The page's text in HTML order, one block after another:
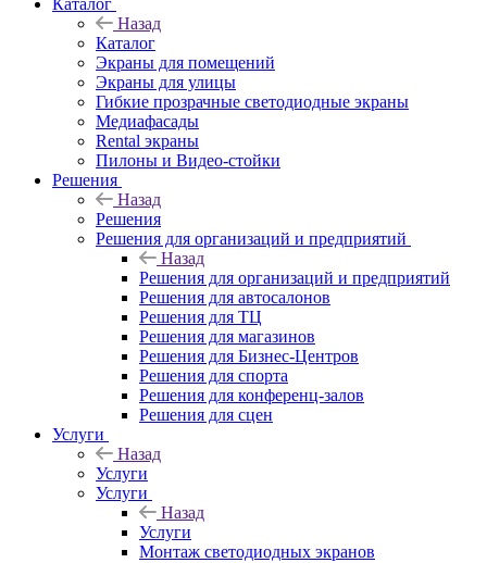
Каталог
Назад
Каталог
Экраны для помещений
Экраны для улицы
Гибкие прозрачные светодиодные экраны
Медиафасады
Rental экраны
Пилоны и Видео-стойки
Решения
Назад
Решения
Решения для организаций и предприятий
Назад
Решения для организаций и предприятий
Решения для автосалонов
Решения для ТЦ
Решения для магазинов
Решения для Бизнес-Центров
Решения для спорта
Решения для конференц-залов
Решения для сцен
Услуги
Назад
Услуги
Услуги
Назад
Услуги
Монтаж светодиодных экранов